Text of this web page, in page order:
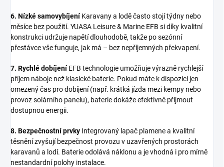
6. Nízké samovybíjeníKaravany a lodě často stojí týdny nebo
měsíce bez použití. YUASA Leisure & Marine EFB si díky kvalitní
konstrukci udržuje napětí dlouhodobě, takže po sezónní
přestávce vše funguje, jak má – bez nepříjemných překvapení.
7. Rychlé dobíjeníEFB technologie umožňuje výrazně rychlejší
příjem náboje než klasické baterie. Pokud máte k dispozici jen
omezený čas pro dobíjení (např. krátká jízda mezi kempy nebo
provoz solárního panelu), baterie dokáže efektivně přijmout
dostupnou energii.
8. Bezpečnostní prvky Integrovaný lapač plamene a kvalitní
těsnění zvyšují bezpečnost provozu v uzavřených prostorách
karavanů a lodí. Baterie odolává náklonu a je vhodná i pro mírně
nestandardní polohy instalace.